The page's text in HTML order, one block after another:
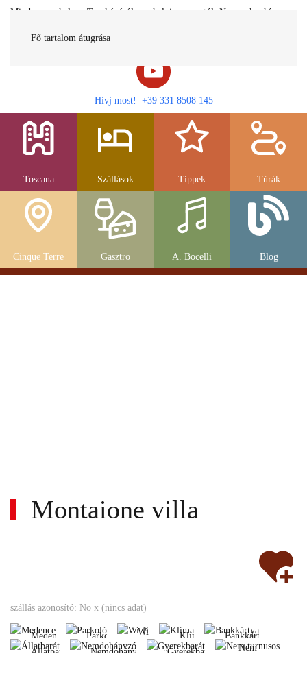
Fő tartalom átugrása
Minden egy helyen Toszkánáról egy helyi magyartól. Nemcsak a híres
gasztronomia....
Hívj most! +39 331 8508 145
Toscana Szállások Tippek Túrák
Cinque Terre Gasztro A. Bocelli Blog
Montaione villa
szállás azonosító: No x (nincs adat)
Medence
Medence
Parkoló
Parkoló
fi
Wi-
Klíma Bankkártya
Állatbarát
Állatbarát
Nemdohányzó
Nemdohányzó
Gyerekbarát
Gyerekbarát
Nem